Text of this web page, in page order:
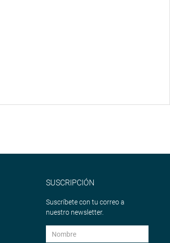
SUSCRIPCIÓN
Suscríbete con tu correo a
nuestro newsletter.